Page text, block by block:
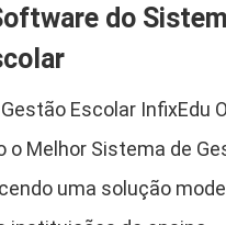
. do
Escolar InfixEdu
o Melhor Sistema de
uma solução